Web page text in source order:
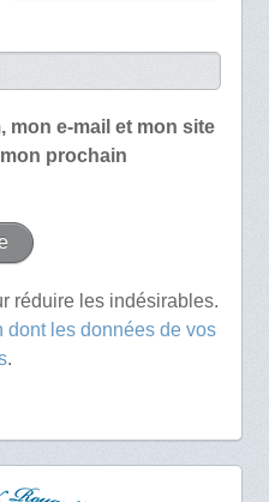
mon e-mail et mon site
prochain
réduire les indésirables.
dont les données de vos
.